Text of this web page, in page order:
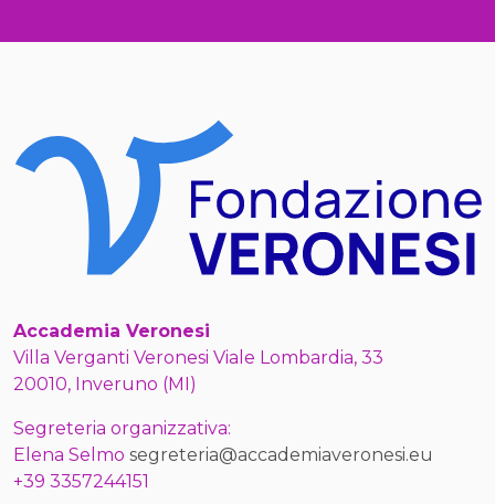
Accademia Veronesi
Villa Verganti Veronesi Viale Lombardia, 33
20010, Inveruno (MI)
Segreteria organizzativa:
Elena Selmo segreteria@accademiaveronesi.eu
+39 3357244151